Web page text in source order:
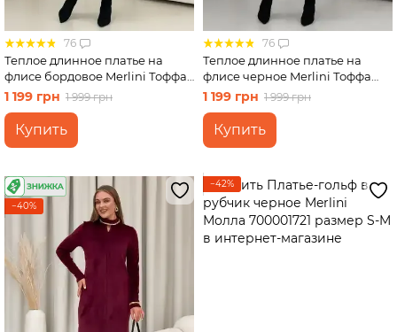
76
Теплое длинное платье на
флисе бордовое Merlini Тоффа
700001762 размер S-M
1 199 грн 1 999 грн
Купить
76
Теплое длинное платье на
флисе черное Merlini Тоффа
700001761 размер S-M
1 199 грн 1 999 грн
Купить
−40%
−42%